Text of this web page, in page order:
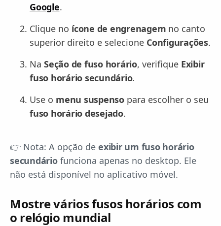
Google.
Clique no ícone de engrenagem no canto
superior direito e selecione Configurações.
Na Seção de fuso horário, verifique Exibir
fuso horário secundário.
Use o menu suspensopara escolher o seu
fuso horário desejado.
👉 Nota: A opção de exibir um fuso horário
secundáriofunciona apenas no desktop. Ele
não está disponível no aplicativo móvel.
Mostre vários fusos horários com
o relógio mundial